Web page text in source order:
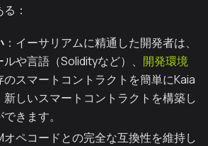
：
：イーサリアムに精通した開発者は、
や言語（Solidityなど）、 開発環境
のスマートコントラクトを簡単にKaia
しいスマートコントラクトを構築し
きます。
オペコードとの完全な互換性を維持し